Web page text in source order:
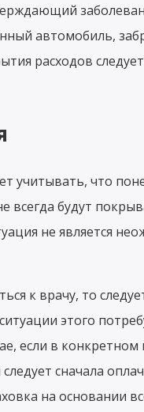
автомобиль,
расходов
учитывать, что
всегда будут
не является
к врачу, то
этого
если в конкретном
сначала
на основании